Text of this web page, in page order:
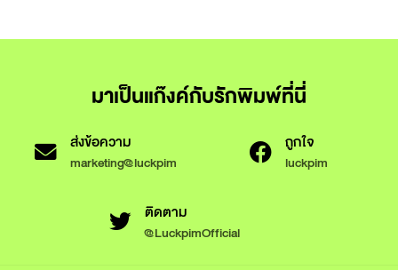
มาเป็นแก๊งค์กับรักพิมพ์ที่นี่
ส่งข้อความ
marketing@luckpim
ถูกใจ
luckpim
ติดตาม
@LuckpimOfficial